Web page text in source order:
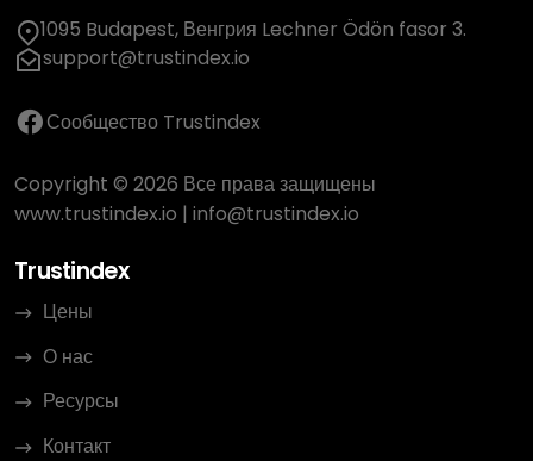
1095 Budapest, Венгрия Lechner Ödön fasor 3.
support@trustindex.io
Сообщество Trustindex
Copyright © 2026 Все права защищены
www.trustindex.io | info@trustindex.io
Trustindex
Цены
О нас
Ресурсы
Контакт